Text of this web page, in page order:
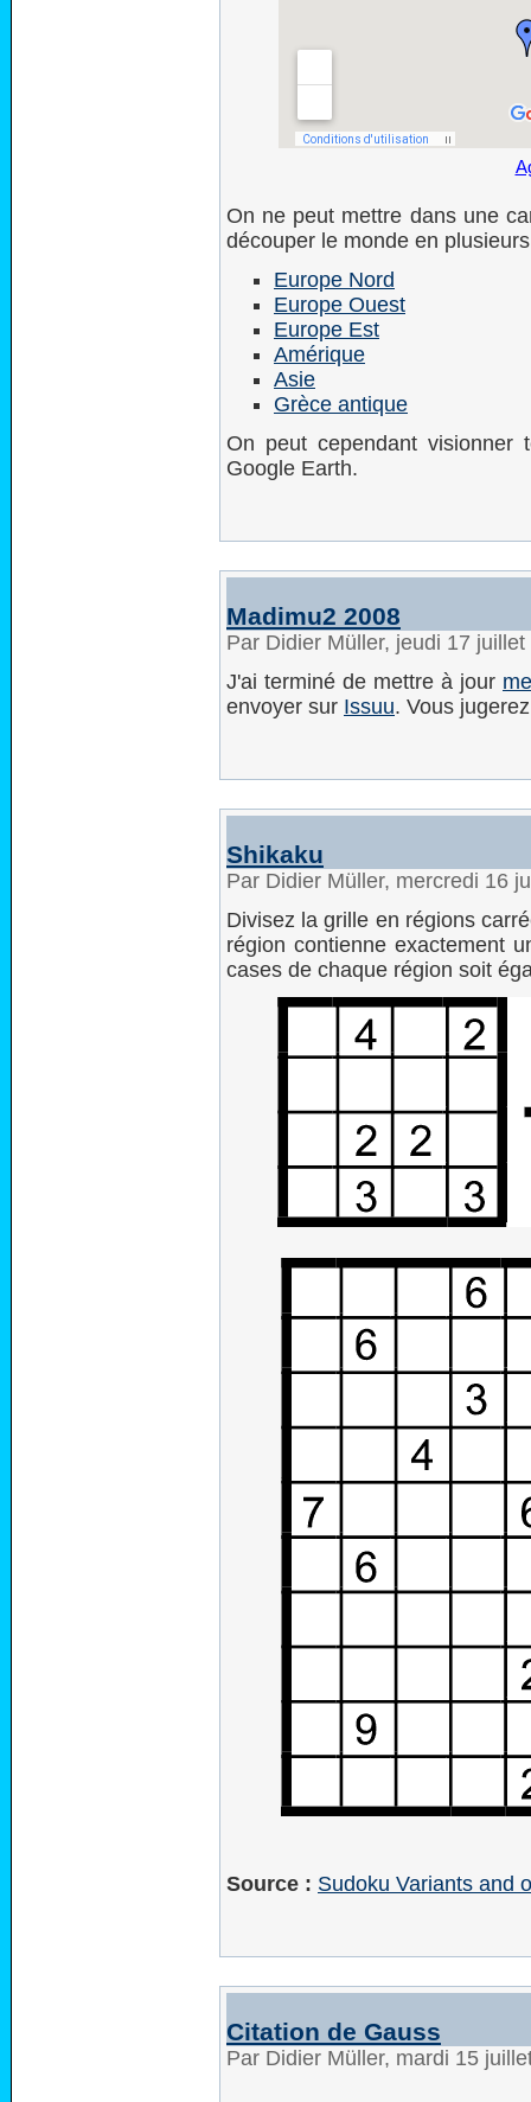
On ne peut mettre dans une
découper le monde en
Europe Nord
Europe Ouest
Europe Est
Amérique
Asie
Grèce antique
On peut cependant visionner
Google Earth.
Madimu2 2008
Par Didier Müller, jeudi 17
J'ai terminé de mettre à jour
envoyer sur Issuu. Vous
Shikaku
Par Didier Müller, mercredi 16
Divisez la grille en régions
région contienne exactement
cases de chaque région soit
Source : Sudoku Variants and
Citation de Gauss
Par Didier Müller, mardi 15